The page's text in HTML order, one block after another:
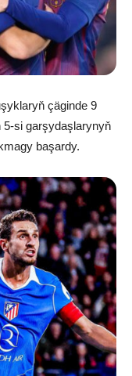
çäginde 9
5-si garşydaşlarynyň
başardy.